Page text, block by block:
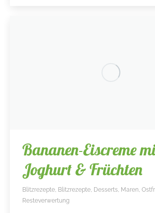
Bananen-Eiscreme
Joghurt & Früchten
Blitzrezepte, Blitzrezepte, Desserts, Maren,
Resteverwertung